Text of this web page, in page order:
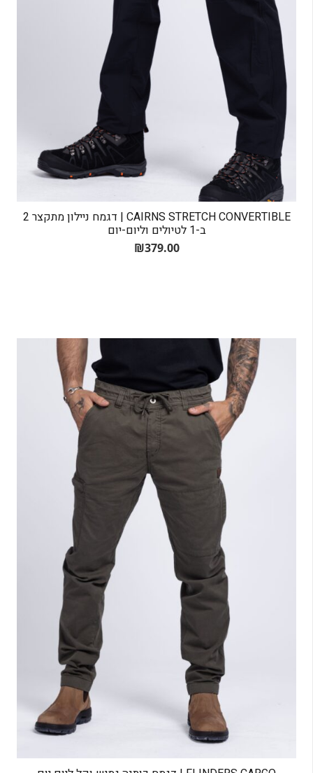
CAIRNS STRETCH CONVERTIBLE | דגמח ניילון מתקצר 2
ב-1 לטיולים וליום-יום
₪379.00